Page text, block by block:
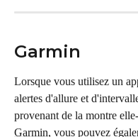
Garmin
Lorsque vous utilisez un
alertes d'allure et
provenant de la montre
Garmin, vous pouvez